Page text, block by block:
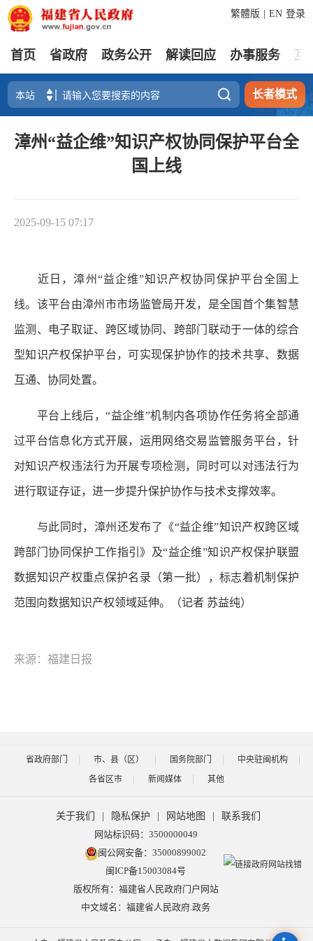
登录
繁體版 EN
首页 省政府 政务公开 解读回应 办事服务 互
 长者模式
漳州“益企维”知识产权协同保护平台全
国上线
2025-09-15 07:17
近日，漳州“益企维”知识产权协同保护平台全国上
线。该平台由漳州市市场监管局开发，是全国首个集智慧
监测、电子取证、跨区域协同、跨部门联动于一体的综合
型知识产权保护平台，可实现保护协作的技术共享、数据
互通、协同处置。
平台上线后，“益企维”机制内各项协作任务将全部通
过平台信息化方式开展，运用网络交易监管服务平台，针
对知识产权违法行为开展专项检测，同时可以对违法行为
进行取证存证，进一步提升保护协作与技术支撑效率。
与此同时，漳州还发布了《“益企维”知识产权跨区域
跨部门协同保护工作指引》及“益企维”知识产权保护联盟
数据知识产权重点保护名录（第一批），标志着机制保护
范围向数据知识产权领域延伸。（记者 苏益纯）
来源：福建日报
省政府部门 市、县（区） 国务院部门
中央驻闽机构
各省区市
新闻媒体 其他
关于我们 隐私保护 网站地图
联系我们
网站标识码：3500000049
闽公网安备：35000899002
闽ICP备15003084号
版权所有：福建省人民政府门户网站
中文域名：福建省人民政府.政务